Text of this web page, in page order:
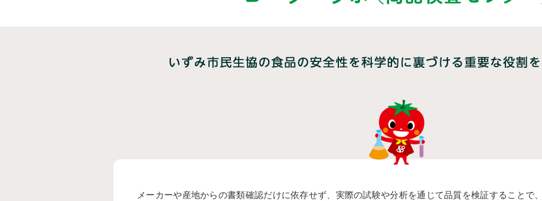
メーカーや産地からの書類確認だけに依存せず、実際の試験や分析を通じて品質を検証することで、